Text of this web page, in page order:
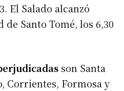
El Salado alcanzó
Santo Tomé, los 6,30
son Santa
Corrientes, Formosa y